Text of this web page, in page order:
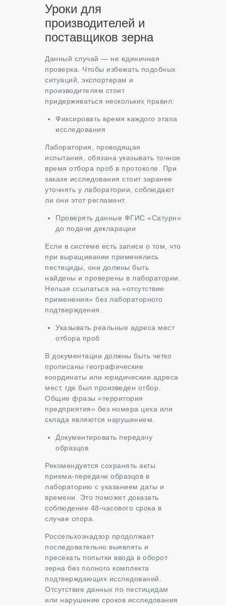
Уроки для
производителей и
поставщиков зерна
Данный случай — не единичная
проверка. Чтобы избежать подобных
ситуаций, экспортерам и
производителям стоит
придерживаться нескольких правил:
Фиксировать время каждого этапа
исследования
Лаборатория, проводящая
испытания, обязана указывать точное
время отбора проб в протоколе. При
заказе исследования стоит заранее
уточнять у лаборатории, соблюдают
ли они этот регламент.
Проверять данные ФГИС «Сатурн»
до подачи декларации
Если в системе есть записи о том, что
при выращивании применялись
пестициды, они должны быть
найдены и проверены в лаборатории.
Нельзя ссылаться на «отсутствие
применения» без лабораторного
подтверждения.
Указывать реальные адреса мест
отбора проб
В документации должны быть четко
прописаны географические
координаты или юридические адреса
мест, где был произведен отбор.
Общие фразы «территория
предприятия» без номера цеха или
склада являются нарушением.
Документировать передачу
образцов
Рекомендуется сохранять акты
приема-передачи образцов в
лабораторию с указанием даты и
времени. Это поможет доказать
соблюдение 48-часового срока в
случае спора.
Россельхознадзор продолжает
последовательно выявлять и
пресекать попытки ввода в оборот
зерна без полного комплекта
подтверждающих исследований.
Отсутствие данных по пестицидам
или нарушение сроков исследования